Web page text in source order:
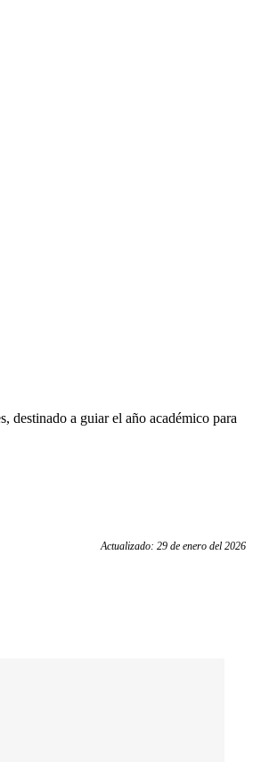
destinado a guiar el año académico para
Actualizado: 29 de enero del 2026